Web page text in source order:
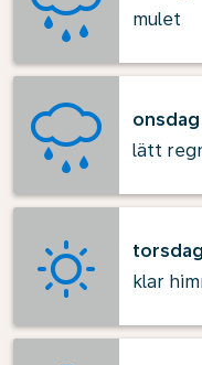
mulet
onsdag
lätt
torsdag
klar